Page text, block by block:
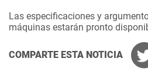
Las especificaciones y
máquinas estarán pronto
COMPARTE ESTA NOTICIA